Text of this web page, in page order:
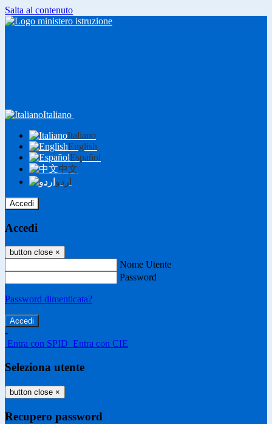
Salta al contenuto
Italiano
Italiano
English
Español
中文
اردو
Accedi
Accedi
button close ×
Nome Utente
Password
Password dimenticata?
-
Entra con SPID Entra con CIE
Seleziona utente
button close ×
Recupero password